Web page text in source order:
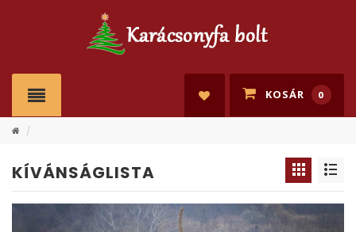
KOSÁR 0
/
KÍVÁNSÁGLISTA